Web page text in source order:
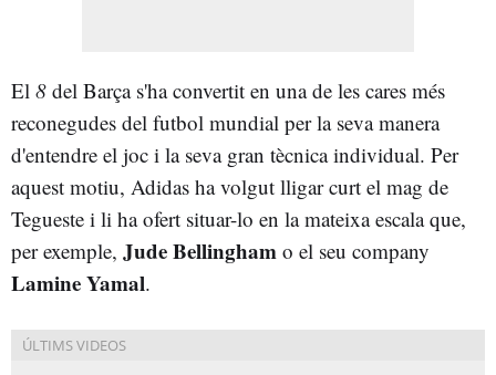
El 8 del Barça s'ha convertit en una de les cares més
reconegudes del futbol mundial per la seva manera
d'entendre el joc i la seva gran tècnica individual. Per
aquest motiu, Adidas ha volgut lligar curt el mag de
Tegueste i li ha ofert situar-lo en la mateixa escala que,
per exemple, Jude Bellingham o el seu company
Lamine Yamal.